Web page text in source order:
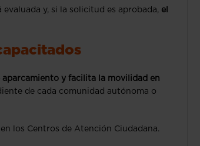
y, si la solicitud es aprobada, el
y facilita la movilidad en
de cada comunidad autónoma o
los Centros de Atención Ciudadana.